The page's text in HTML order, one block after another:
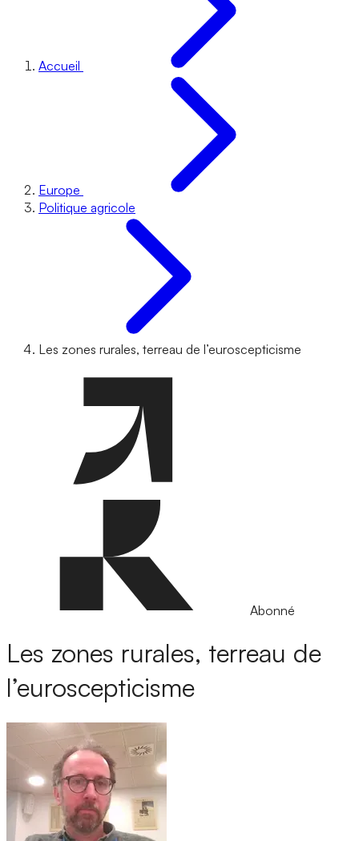
Accueil
Europe
Politique agricole
Les zones rurales, terreau de l’euroscepticisme
Abonné
Les zones rurales, terreau de
l’euroscepticisme